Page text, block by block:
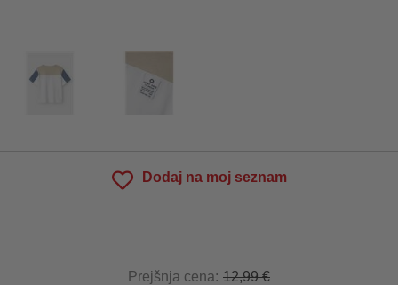
Dodaj na moj seznam
Prejšnja cena: 12,99 €